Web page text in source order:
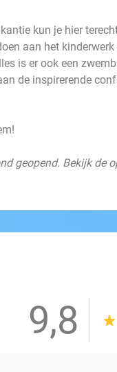
kun je hier
aan het kinderwerk
is er ook een
de inspirerende
geopend. Bekijk de
9,8